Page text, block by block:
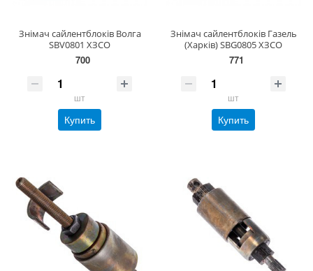
Знімач сайлентблоків Волга
SBV0801 ХЗСО
700
шт
Купить
Знімач сайлентблоків Газель
(Харків) SBG0805 ХЗСО
771
шт
Купить